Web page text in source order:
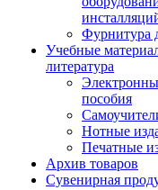
Фурнитура
Учебные
литература
пособия
Нотные
Печатные
Архив товаров
Сувенирная